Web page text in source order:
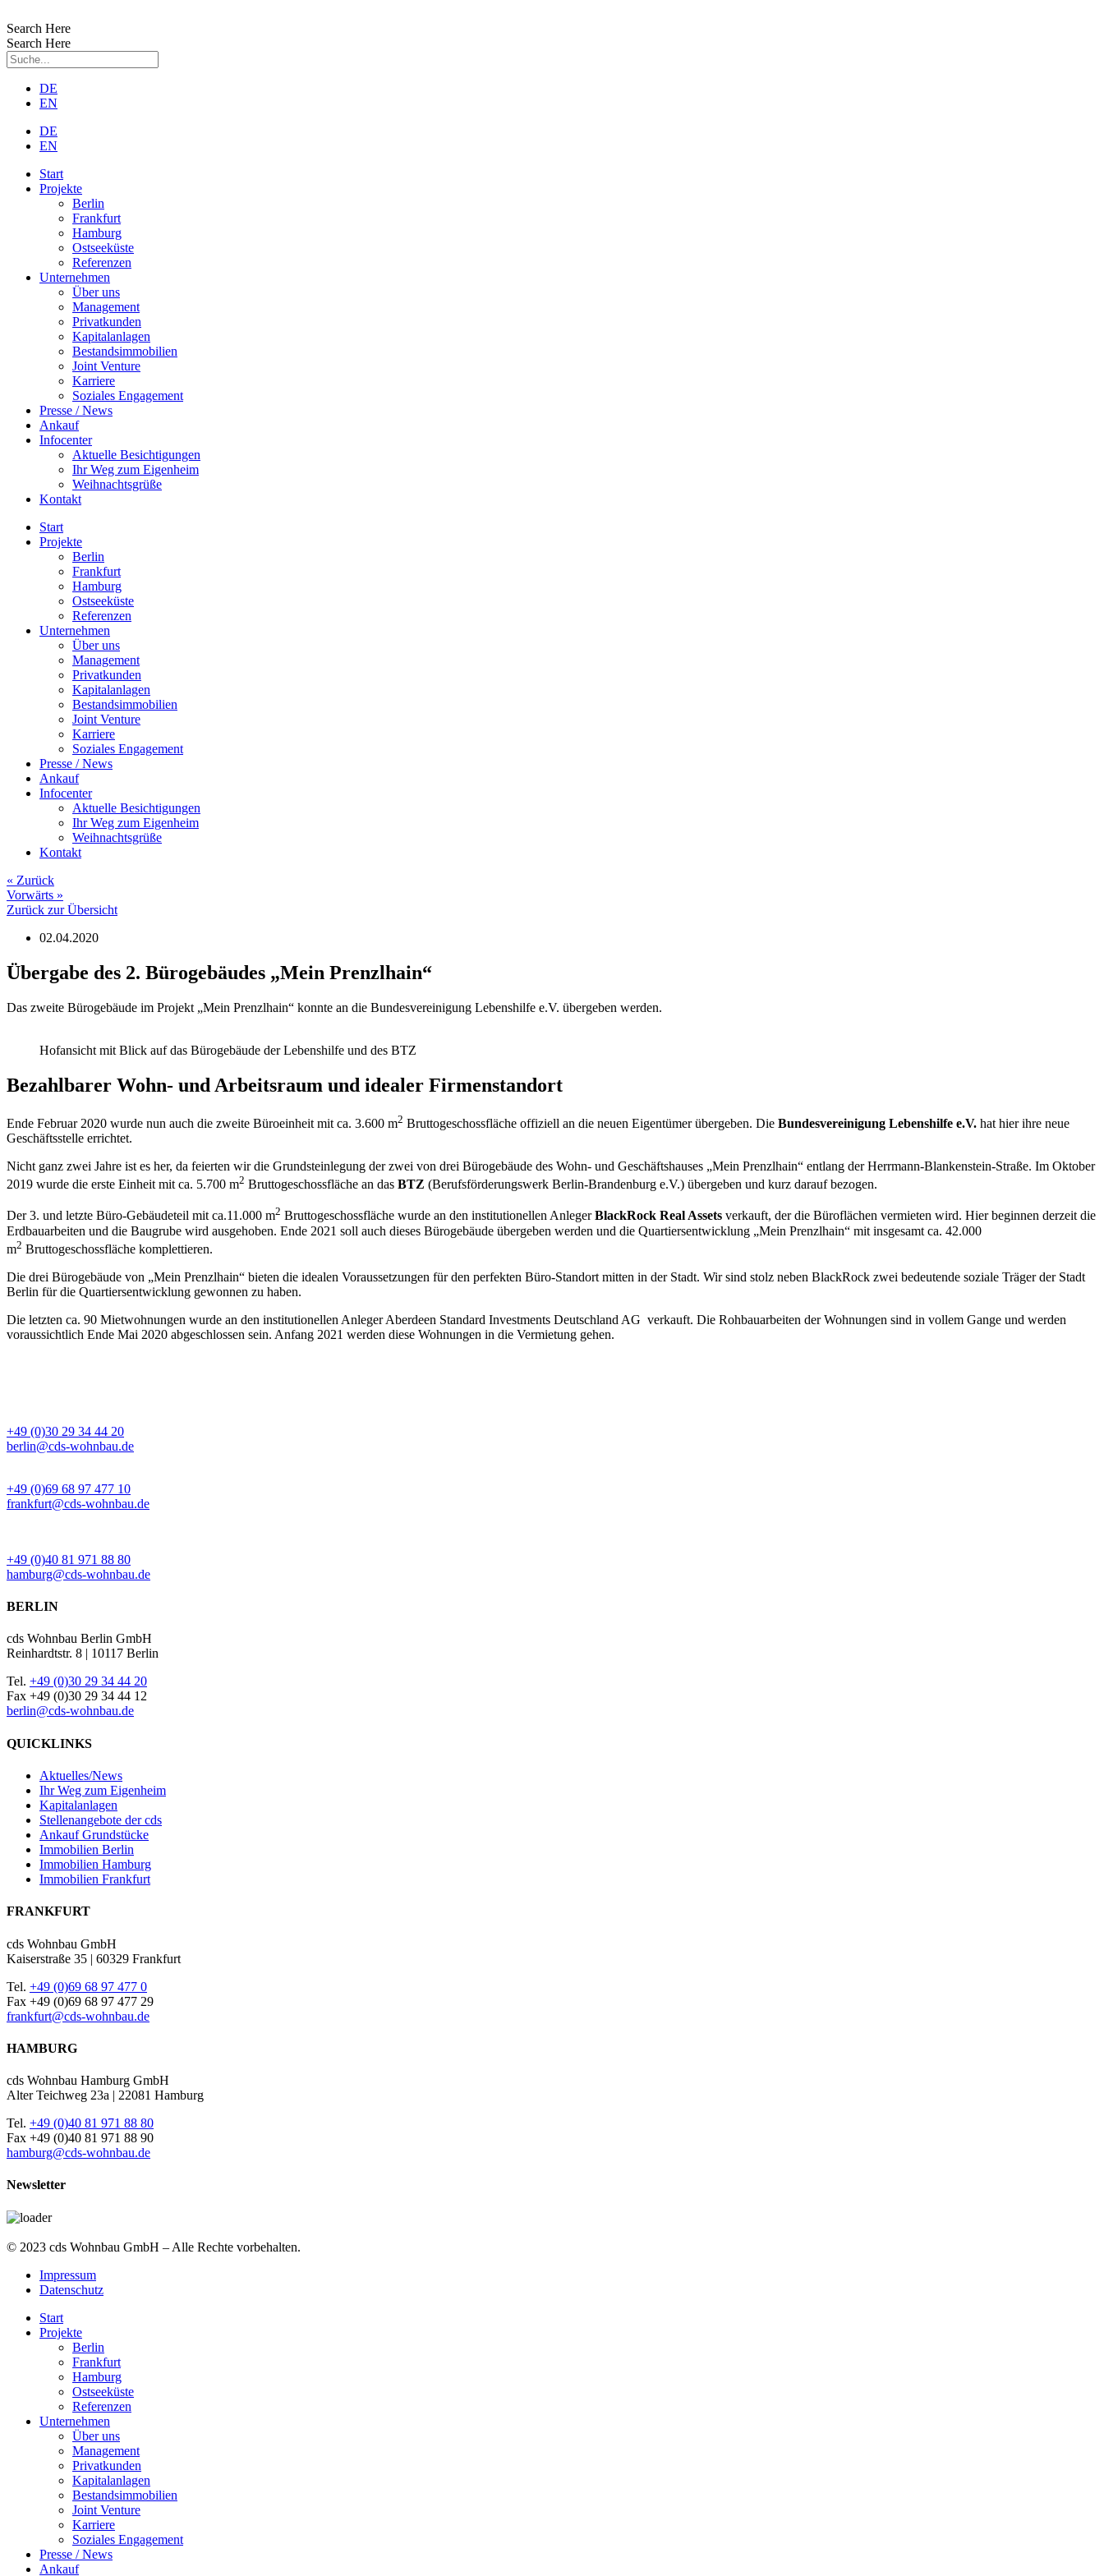
Inhalt
wechseln
Search Here
Search Here
DE
EN
DE
EN
Start
Projekte
Berlin
Frankfurt
Hamburg
Ostseeküste
Referenzen
Unternehmen
Über uns
Management
Privatkunden
Kapitalanlagen
Bestandsimmobilien
Joint Venture
Karriere
Soziales Engagement
Presse / News
Ankauf
Infocenter
Aktuelle Besichtigungen
Ihr Weg zum Eigenheim
Weihnachtsgrüße
Kontakt
Start
Projekte
Berlin
Frankfurt
Hamburg
Ostseeküste
Referenzen
Unternehmen
Über uns
Management
Privatkunden
Kapitalanlagen
Bestandsimmobilien
Joint Venture
Karriere
Soziales Engagement
Presse / News
Ankauf
Infocenter
Aktuelle Besichtigungen
Ihr Weg zum Eigenheim
Weihnachtsgrüße
Kontakt
« Zurück
Vorwärts »
Zurück zur Übersicht
02.04.2020
Übergabe des 2. Bürogebäudes „Mein Prenzlhain“
Das zweite Bürogebäude im Projekt „Mein Prenzlhain“ konnte an die Bundesvereinigung Lebenshilfe e.V. übergeben werden.
Hofansicht mit Blick auf das Bürogebäude der Lebenshilfe und des BTZ
Bezahlbarer Wohn- und Arbeitsraum und idealer Firmenstandort
Ende Februar 2020 wurde nun auch die zweite Büroeinheit mit ca. 3.600 m2 Bruttogeschossfläche offiziell an die neuen Eigentümer übergeben. Die Bundesvereinigung Lebenshilfe e.V. hat hier ihre neue
Geschäftsstelle errichtet.
Nicht ganz zwei Jahre ist es her, da feierten wir die Grundsteinlegung der zwei von drei Bürogebäude des Wohn- und Geschäftshauses „Mein Prenzlhain“ entlang der Herrmann-Blankenstein-Straße. Im Oktober
2019 wurde die erste Einheit mit ca. 5.700 m2 Bruttogeschossfläche an das BTZ (Berufsförderungswerk Berlin-Brandenburg e.V.) übergeben und kurz darauf bezogen.
Der 3. und letzte Büro-Gebäudeteil mit ca.11.000 m2 Bruttogeschossfläche wurde an den institutionellen AnlegerBlackRock Real Assets verkauft, der die Büroflächen vermieten wird. Hier beginnen derzeit die
Erdbauarbeiten und die Baugrube wird ausgehoben. Ende 2021 soll auch dieses Bürogebäude übergeben werden und die Quartiersentwicklung „Mein Prenzlhain“ mit insgesamt ca. 42.000
m2 Bruttogeschossfläche komplettieren.
Die drei Bürogebäude von „Mein Prenzlhain“ bieten die idealen Voraussetzungen für den perfekten Büro-Standort mitten in der Stadt. Wir sind stolz neben BlackRock zwei bedeutende soziale Träger der Stadt
Berlin für die Quartiersentwicklung gewonnen zu haben.
Die letzten ca. 90 Mietwohnungen wurde an den institutionellen Anleger Aberdeen Standard Investments Deutschland AG verkauft. Die Rohbauarbeiten der Wohnungen sind in vollem Gange und werden
voraussichtlich Ende Mai 2020 abgeschlossen sein. Anfang 2021 werden diese Wohnungen in die Vermietung gehen.
+49 (0)30 29 34 44 20
berlin@cds-wohnbau.de
+49 (0)69 68 97 477 10
frankfurt@cds-wohnbau.de
+49 (0)40 81 971 88 80
hamburg@cds-wohnbau.de
BERLIN
cds Wohnbau Berlin GmbH
Reinhardtstr. 8 | 10117 Berlin
Tel. +49 (0)30 29 34 44 20
Fax +49 (0)30 29 34 44 12
berlin@cds-wohnbau.de
QUICKLINKS
Aktuelles/News
Ihr Weg zum Eigenheim
Kapitalanlagen
Stellenangebote der cds
Ankauf Grundstücke
Immobilien Berlin
Immobilien Hamburg
Immobilien Frankfurt
FRANKFURT
cds Wohnbau GmbH
Kaiserstraße 35 | 60329 Frankfurt
Tel. +49 (0)69 68 97 477 0
Fax +49 (0)69 68 97 477 29
frankfurt@cds-wohnbau.de
HAMBURG
cds Wohnbau Hamburg GmbH
Alter Teichweg 23a | 22081 Hamburg
Tel. +49 (0)40 81 971 88 80
Fax +49 (0)40 81 971 88 90
hamburg@cds-wohnbau.de
Newsletter
© 2023 cds Wohnbau GmbH – Alle Rechte vorbehalten.
Impressum
Datenschutz
Start
Projekte
Berlin
Frankfurt
Hamburg
Ostseeküste
Referenzen
Unternehmen
Über uns
Management
Privatkunden
Kapitalanlagen
Bestandsimmobilien
Joint Venture
Karriere
Soziales Engagement
Presse / News
Ankauf